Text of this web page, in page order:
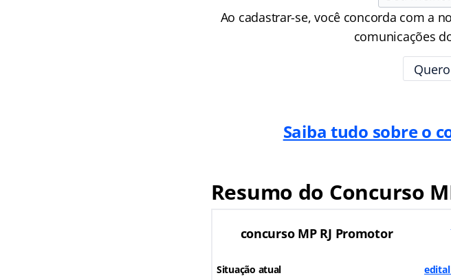
Ao cadastrar-se, você concorda com a
comunicações
Saiba tudo sobre o
Resumo do Concurso
concurso MP RJ Promotor
Situação atual